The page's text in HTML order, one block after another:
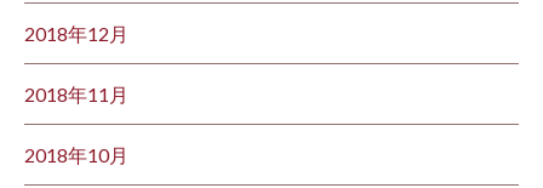
2018年12月
2018年11月
2018年10月